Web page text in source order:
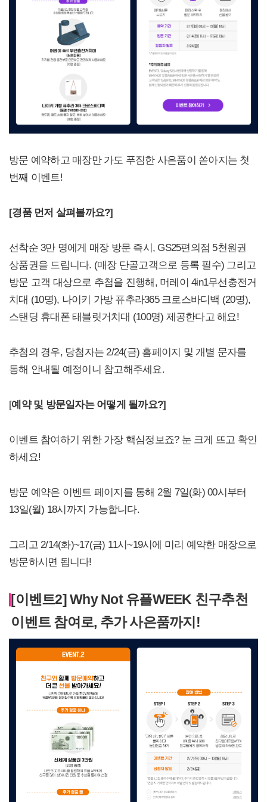
방문 예약하고 매장만 가도 푸짐한 사은품이 쏟아지는 첫
번째 이벤트!
[경품 먼저 살펴볼까요?]
선착순 3만 명에게 매장 방문 즉시, GS25편의점 5천원권
상품권을 드립니다. (매장 단골고객으로 등록 필수) 그리고
방문 고객 대상으로 추첨을 진행해, 머레이 4in1무선충전거
치대 (10명), 나이키 가방 퓨추라365 크로스바디백 (20명),
스탠딩 휴대폰 태블릿거치대 (100명) 제공한다고 해요!
추첨의 경우, 당첨자는 2/24(금) 홈페이지 및 개별 문자를
통해 안내될 예정이니 참고해주세요.
[예약 및 방문일자는 어떻게 될까요?]
이벤트 참여하기 위한 가장 핵심정보죠? 눈 크게 뜨고 확인
하세요!
방문 예약은 이벤트 페이지를 통해 2월 7일(화) 00시부터
13일(월) 18시까지 가능합니다.
그리고 2/14(화)~17(금) 11시~19시에 미리 예약한 매장으로
방문하시면 됩니다!
[이벤트2] Why Not 유플WEEK 친구추천
이벤트 참여로, 추가 사은품까지!